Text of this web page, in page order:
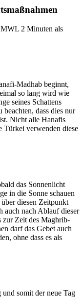
2 Minuten als
Madhab beginnt,
so lang wird wie
seines Schattens
dass dies nur
Nicht alle Hanafis
Türkei verwenden diese
das Sonnenlicht
in die Sonne schauen
diesen Zeitpunkt
auch nach Ablauf dieser
zur Zeit des Maghrib-
darf das Gebet auch
ohne dass es als
somit der neue Tag